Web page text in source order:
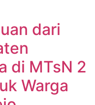
dari
di MTsN 2
Warga